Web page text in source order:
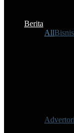
Berita
AllBisnis